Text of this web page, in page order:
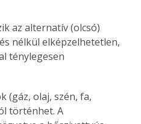
az alternatív (olcsó)
nélkül elképzelhetetlen,
ténylegesen
(gáz, olaj, szén, fa,
történhet. A